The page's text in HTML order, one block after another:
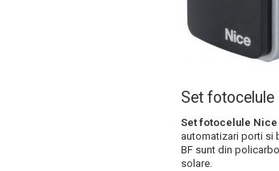
Set fotocelule
Set fotocelule Nice
automatizari porti si
BF sunt din
solare.